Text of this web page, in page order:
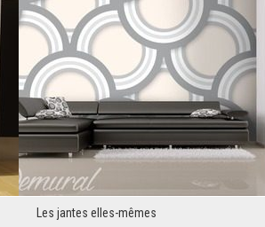
Les jantes elles-mêmes